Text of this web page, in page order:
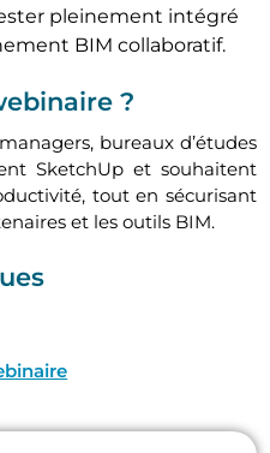
pleinement intégré
BIM collaboratif.
?
bureaux d’études
SketchUp et souhaitent
tout en sécurisant
et les outils BIM.